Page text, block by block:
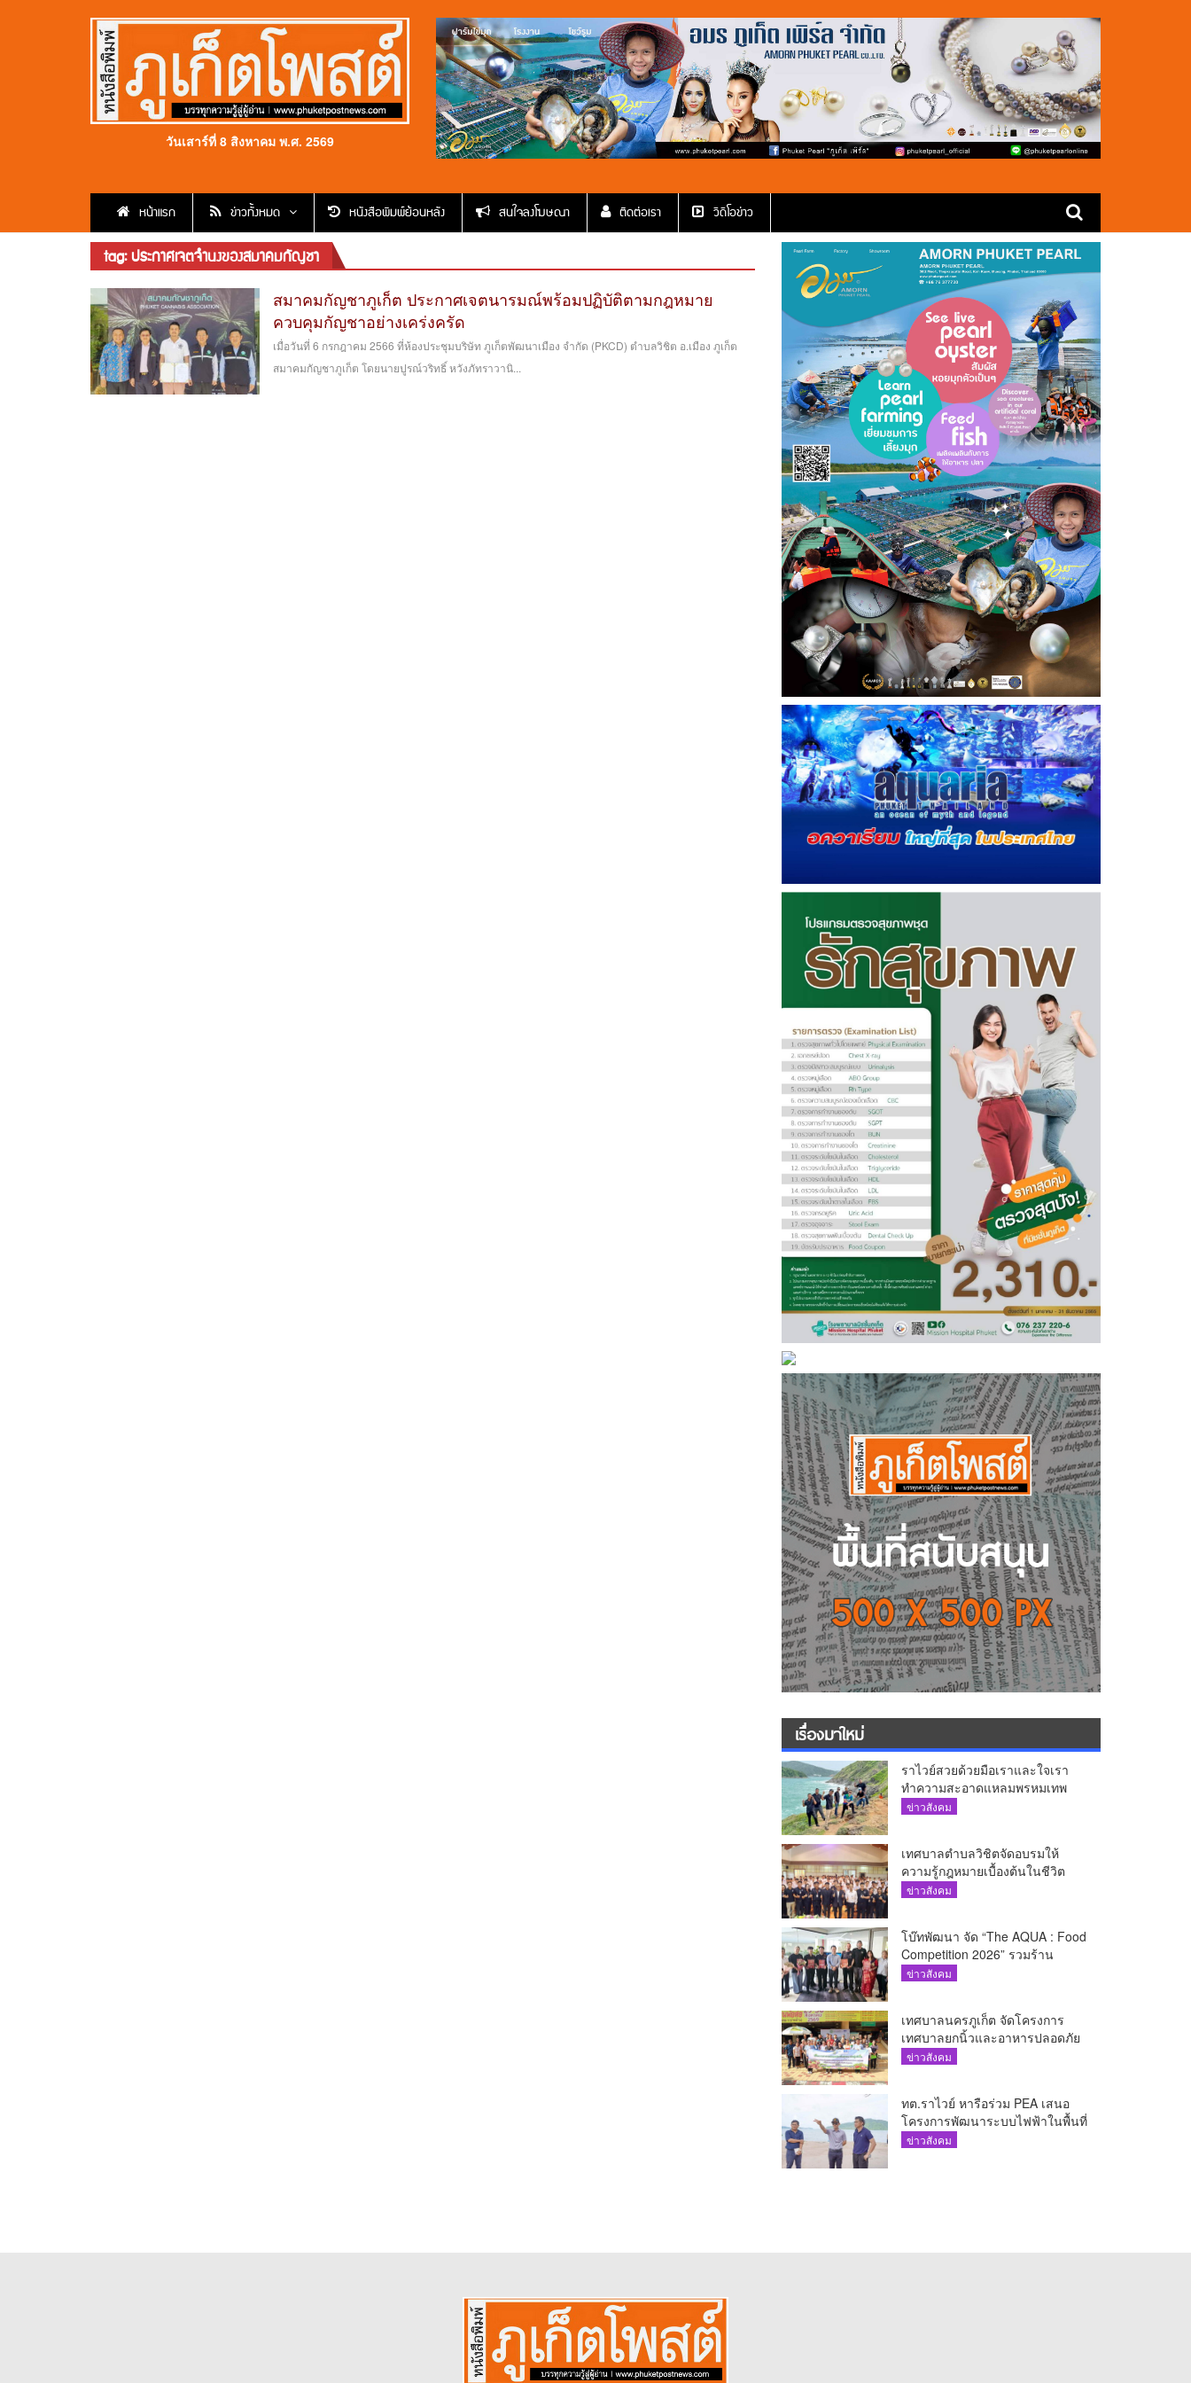
วันเสาร์ที่ 8 สิงหาคม พ.ศ. 2569
หน้าแรก ข่าวทั้งหมด หนังสือพิมพ์ย้อนหลัง สนใจลงโฆษณา ติดต่อเรา วีดีโอข่าว
tag: ประกาศเจตจำนงของสมาคมกัญชา
สมาคมกัญชาภูเก็ต ประกาศเจตนารมณ์พร้อมปฏิบัติตามกฎหมาย
ควบคุมกัญชาอย่างเคร่งครัด
เมื่อวันที่ 6 กรกฎาคม 2566 ที่ห้องประชุมบริษัท ภูเก็ตพัฒนาเมือง จำกัด (PKCD) ตำบลวิชิต อ.เมือง ภูเก็ต
สมาคมกัญชาภูเก็ต โดยนายปูรณ์วริทธิ์ หวังภัทราวานิ...
เรื่องมาใหม่
ราไวย์สวยด้วยมือเราและใจเรา
ทำความสะอาดแหลมพรหมเทพ
และแหล่งท่องเที่ยว
ข่าวสังคม
เทศบาลตำบลวิชิตจัดอบรมให้
ความรู้กฎหมายเบื้องต้นในชีวิต
ประจำวันแก่เยาวชน
ข่าวสังคม
โบ๊ทพัฒนา จัด “The AQUA : Food
Competition 2026” รวมร้าน
อาหารชั้นนำของ The Shopps at
ข่าวสังคม
เทศบาลนครภูเก็ต จัดโครงการ
เทศบาลยกนิ้วและอาหารปลอดภัย
เพื่อสุขอนามัยผู้บริโภค
ข่าวสังคม
ทต.ราไวย์ หารือร่วม PEA เสนอ
โครงการพัฒนาระบบไฟฟ้าในพื้นที่
เกาะโหลน
ข่าวสังคม